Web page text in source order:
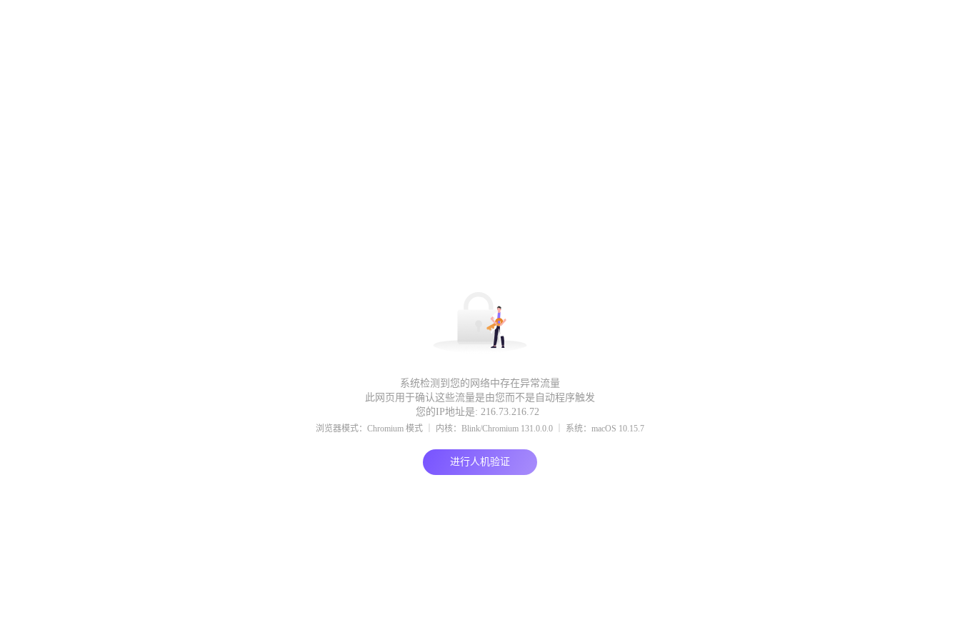
系统检测到您的网络中存在异常流量
此网页用于确认这些流量是由您而不是自动程序触发
您的IP地址是: 216.73.216.72
浏览器模式：Chromium 模式 ｜ 内核：Blink/Chromium 131.0.0.0 ｜ 系统：macOS 10.15.7
进行人机验证